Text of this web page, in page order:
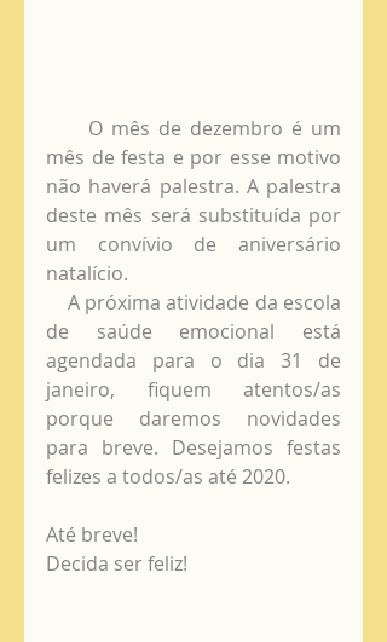
mês de festa e por esse motivo
não haverá palestra. A palestra
deste mês será substituída por
um convívio de aniversário
natalício.
de saúde emocional está
agendada para o dia 31 de
janeiro, fiquem atentos/as
porque daremos novidades
para breve. Desejamos festas
felizes a todos/as até 2020.
Até breve!
Decida ser feliz!